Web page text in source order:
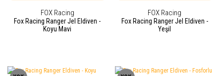
FOX Racing
Fox Racing Ranger Jel Eldiven -
Koyu Mavi
FOX Racing
Fox Racing Ranger Jel Eldiven -
Yeşil